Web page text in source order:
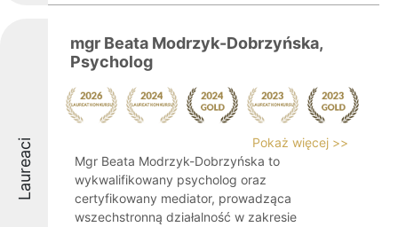
Laureaci
mgr Beata Modrzyk-Dobrzyńska,
Psycholog
Pokaż więcej >>
Mgr Beata Modrzyk-Dobrzyńska to
wykwalifikowany psycholog oraz
certyfikowany mediator, prowadząca
wszechstronną działalność w zakresie